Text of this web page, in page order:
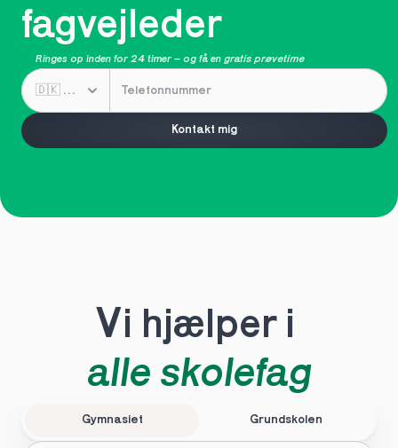
fagvejleder
Ringes op inden for 24 timer – og få en gratis prøvetime
Kontakt mig
Vi hjælper i
alle skolefag
Gymnasiet Grundskolen